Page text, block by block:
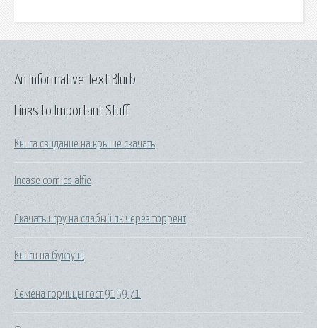
Links to Important Stuff
Книга свидание на крыше скачать
Incase comics alfie
Скачать игру на слабый пк через торрент
Книги на букву щ
Семена горчицы гост 9159 71
An Informative Text Blurb